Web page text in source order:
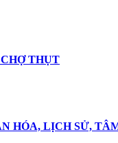
THỤT
HÓA, LỊCH SỬ,